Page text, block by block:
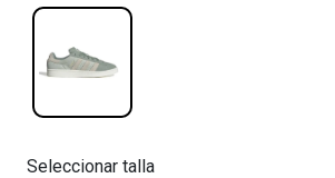
Seleccionar talla